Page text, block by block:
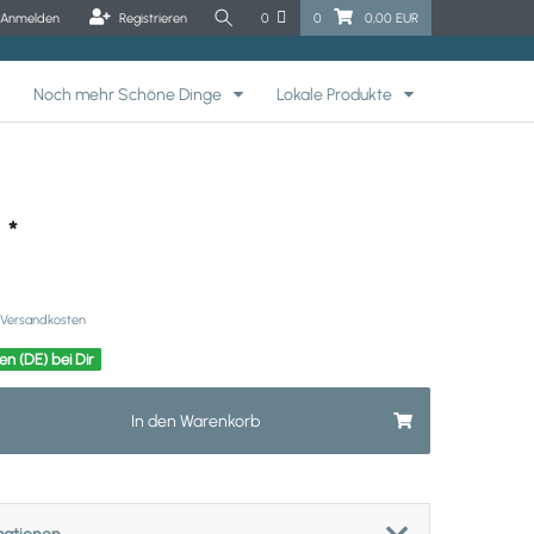
Anmelden Registrieren 0 0 0,00 EUR
Noch mehr Schöne Dinge Lokale Produkte
*
Versandkosten
(DE) bei Dir
In den Warenkorb